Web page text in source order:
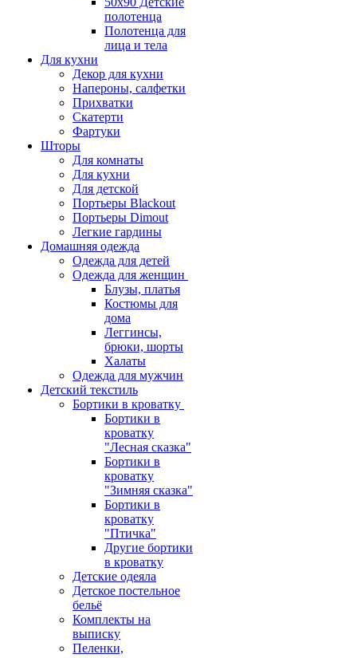
полотенца
Полотенца для
лица и тела
Для кухни
Декор для кухни
Напероны, салфетки
Прихватки
Скатерти
Фартуки
Шторы
Для комнаты
Для кухни
Для детской
Портьеры Blackout
Портьеры Dimout
Легкие гардины
Домашняя одежда
Одежда для детей
Одежда для женщин
Блузы, платья
Костюмы для
дома
Леггинсы,
брюки, шорты
Халаты
Одежда для мужчин
Детский текстиль
Бортики в кроватку
Бортики в
кроватку
"Лесная сказка"
Бортики в
кроватку
"Зимняя сказка"
Бортики в
кроватку
"Птичка"
Другие бортики
в кроватку
Детские одеяла
Детское постельное
бельё
Комплекты на
выписку
Пеленки,